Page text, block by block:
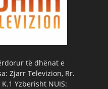
të dhënat e
Zjarr Televizion, Rr.
Yzberisht NUIS: